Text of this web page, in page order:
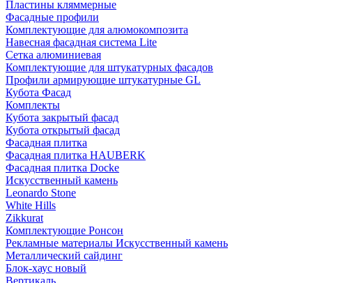
Пластины кляммерные
Фасадные профили
Комплектующие для алюмокомпозита
Навесная фасадная система Lite
Сетка алюминиевая
Комплектующие для штукатурных фасадов
Профили армирующие штукатурные GL
Кубота Фасад
Комплекты
Кубота закрытый фасад
Кубота открытый фасад
Фасадная плитка
Фасадная плитка HAUBERK
Фасадная плитка Docke
Искусственный камень
Leonardo Stone
White Hills
Zikkurat
Комплектующие Ронсон
Рекламные материалы Искусственный камень
Металлический сайдинг
Блок-хаус новый
Вертикаль